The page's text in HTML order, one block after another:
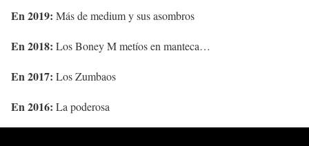
En 2019: Más de medium y sus asombros
En 2018: Los Boney M metíos en manteca…
En 2017: Los Zumbaos
En 2016: La poderosa